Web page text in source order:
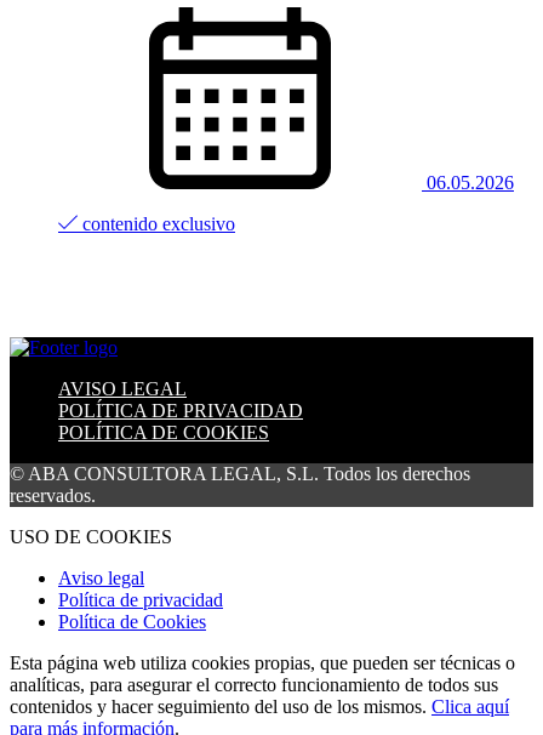
06.05.2026
contenido exclusivo
AVISO LEGAL
POLÍTICA DE PRIVACIDAD
POLÍTICA DE COOKIES
© ABA CONSULTORA LEGAL, S.L. Todos los derechos
reservados.
USO DE COOKIES
Aviso legal
Política de privacidad
Política de Cookies
Esta página web utiliza cookies propias, que pueden ser técnicas o
analíticas, para asegurar el correcto funcionamiento de todos sus
contenidos y hacer seguimiento del uso de los mismos. Clica aquí
para más información.